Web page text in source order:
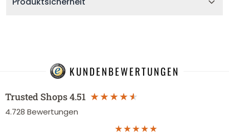
KUNDENBEWERTUNGEN
Trusted Shops4.51
4.728 Bewertungen